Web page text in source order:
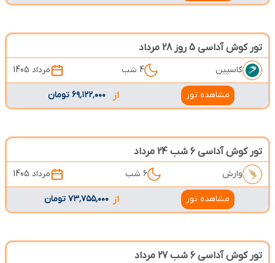
تور کوش آداسی 5 روز 28 مرداد
کاسپین 4 شب مرداد 1405
مشاهده تور از ۶۹٬۱۲۲٬۰۰۰ تومان
تور کوش آداسی 6 شب 24 مرداد
وارش 6 شب مرداد 1405
مشاهده تور از ۷۳٬۷۵۵٬۰۰۰ تومان
تور کوش آداسی 6 شب 27 مرداد